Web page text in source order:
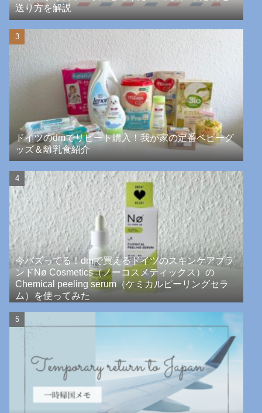
送り方を解説
ドイツのdmでリピート購入！我が家の定番ベビーグ
ッズ＆離乳食紹介
今バズってる！dmで買えるドイツのスキンケアブラ
ンドNø Cosmetics（ノーコスメティックス）の
Chemical peeling serum（ケミカルピーリングセラ
ム）を使ってみた